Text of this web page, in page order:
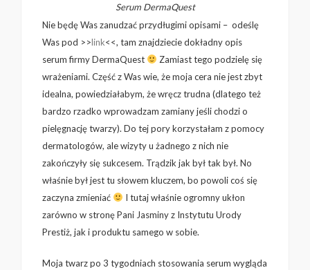
Serum DermaQuest
Nie będę Was zanudzać przydługimi opisami – odeślę
Was pod >>link<<, tam znajdziecie dokładny opis
serum firmy DermaQuest
Zamiast tego podzielę się
wrażeniami. Część z Was wie, że moja cera nie jest zbyt
idealna, powiedziałabym, że wręcz trudna (dlatego też
bardzo rzadko wprowadzam zamiany jeśli chodzi o
pielęgnację twarzy). Do tej pory korzystałam z pomocy
dermatologów, ale wizyty u żadnego z nich nie
zakończyły się sukcesem. Trądzik jak był tak był. No
właśnie był jest tu słowem kluczem, bo powoli coś się
zaczyna zmieniać
I tutaj właśnie ogromny ukłon
zarówno w stronę Pani Jasminy z Instytutu Urody
Prestiż, jak i produktu samego w sobie.
Moja twarz po 3 tygodniach stosowania serum wygląda